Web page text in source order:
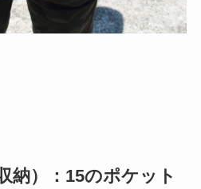
納）：15のポケット